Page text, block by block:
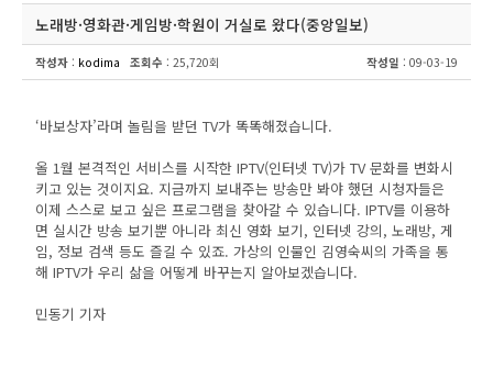
노래방·영화관·게임방·학원이 거실로 왔다(중앙일보)
작성자 : kodima 조회수 : 25,720회 작성일 : 09-03-19
‘바보상자’라며 놀림을 받던 TV가 똑똑해졌습니다.
올 1월 본격적인 서비스를 시작한 IPTV(인터넷 TV)가 TV 문화를 변화시
키고 있는 것이지요. 지금까지 보내주는 방송만 봐야 했던 시청자들은
이제 스스로 보고 싶은 프로그램을 찾아갈 수 있습니다. IPTV를 이용하
면 실시간 방송 보기뿐 아니라 최신 영화 보기, 인터넷 강의, 노래방, 게
임, 정보 검색 등도 즐길 수 있죠. 가상의 인물인 김영숙씨의 가족을 통
해 IPTV가 우리 삶을 어떻게 바꾸는지 알아보겠습니다.
민동기 기자